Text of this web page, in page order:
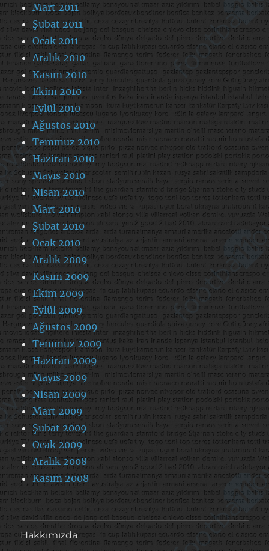
Mart 2011
Şubat 2011
Ocak 2011
Aralık 2010
Kasım 2010
Ekim 2010
Eylül 2010
Ağustos 2010
Temmuz 2010
Haziran 2010
Mayıs 2010
Nisan 2010
Mart 2010
Şubat 2010
Ocak 2010
Aralık 2009
Kasım 2009
Ekim 2009
Eylül 2009
Ağustos 2009
Temmuz 2009
Haziran 2009
Mayıs 2009
Nisan 2009
Mart 2009
Şubat 2009
Ocak 2009
Aralık 2008
Kasım 2008
Hakkımızda